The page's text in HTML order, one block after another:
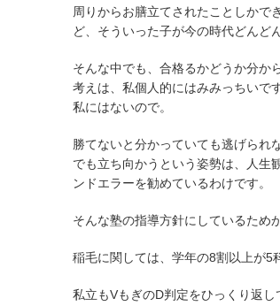
周りからお膳立てされたことしか
ど、そういった子が今の時代どんど
そんな中でも、合格るかどうか分か
考えは、私個人的にはみみっちいで
私にはないので。
勝てないと分かっていても逃げられ
でも立ち向かうという姿勢は、人生
ンドエラーを勧めているわけです。
そんな塾の指導方針にしているため
稲毛に関しては、学年の8割以上が5
私立もVもぎのD判定をひっくり返